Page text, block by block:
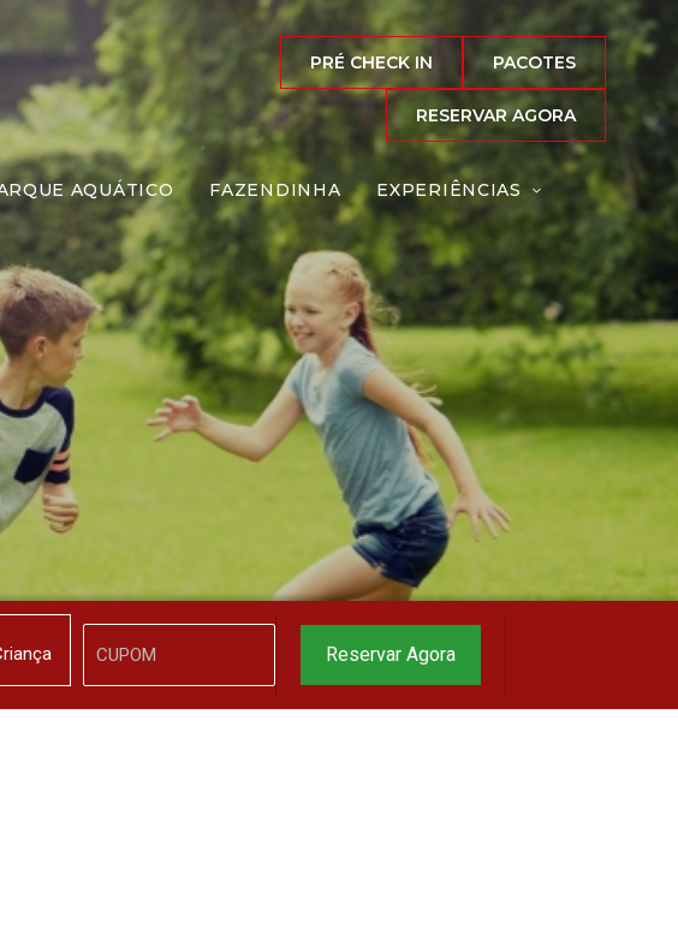
PRÉ CHECK IN PACOTES
RESERVAR AGORA
AQUÁTICO FAZENDINHA EXPERIÊNCIAS
Reserve agora, com
o melhor preço
garantido
▼
Reservar Agora